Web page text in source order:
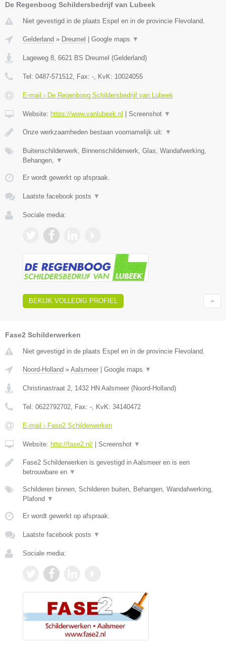
De Regenboog Schildersbedrijf van Lubeek
Niet gevestigd in de plaats Espel en in de provincie Flevoland.
Gelderland » Dreumel Google maps ▼
Lageweg 8, 6621 BS Dreumel (Gelderland)
Tel: 0487-571512, Fax: -, KvK: 10024055
E-mail › De Regenboog Schildersbedrijf van Lubeek
Website: https://www.vanlubeek.nl Screenshot ▼
Onze werkzaamheden bestaan voornamelijk uit: ▼
Buitenschilderwerk, Binnenschilderwerk, Glas, Wandafwerking,
Behangen, ▼
Er wordt gewerkt op afspraak.
Laatste facebook posts ▼
Sociale media:
BEKIJK VOLLEDIG PROFIEL
Fase2 Schilderwerken
Niet gevestigd in de plaats Espel en in de provincie Flevoland.
Noord-Holland » Aalsmeer | Google maps ▼
Christinastraat 2 1432 HN Aalsmeer (Noord-Holland)
Tel: 0622792702 , Fax: - , KvK: 34140472
E-mail › Fase2 Schilderwerken
Website: http://fase2.nl/ | Screenshot ▼
Fase2 Schilderwerken is gevestigd in Aalsmeer en is een
betrouwbare en ▼
Schilderen binnen, Schilderen buiten, Behangen, Wandafwerking,
Plafond ▼
Er wordt gewerkt op afspraak.
Laatste facebook posts ▼
Sociale media: